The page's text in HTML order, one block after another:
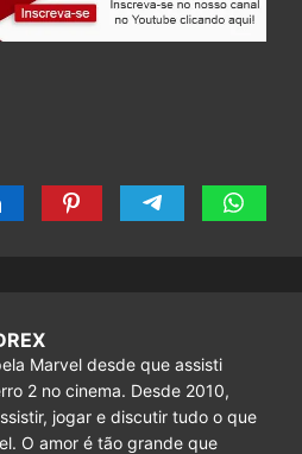
Marvel desde que assisti
2 no cinema. Desde 2010,
jogar e discutir tudo o que
O amor é tão grande que